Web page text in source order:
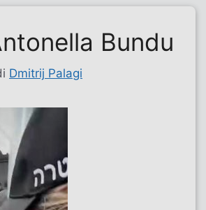
Bundu
Dmitrij Palagi